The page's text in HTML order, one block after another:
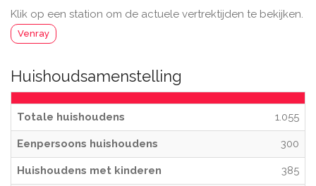
Klik op een station om de actuele vertrektijden te bekijken.
Venray
Huishoudsamenstelling
Totale huishoudens 1.055
Eenpersoons huishoudens 300
Huishoudens met kinderen 385